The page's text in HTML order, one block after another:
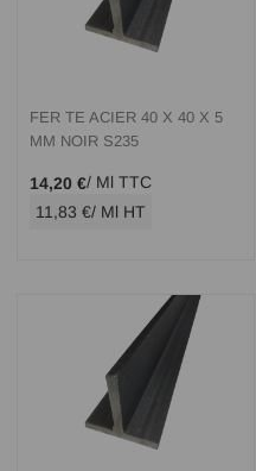
FER TE ACIER 40 X 40 X 5
MM NOIR S235
14,20 €/ Ml TTC
11,83 €/ Ml HT